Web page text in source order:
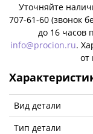
Уточняйте
707-61-60 (звонок
до 16 часов
info@procion.ru.
от
Вид детали
Тип детали